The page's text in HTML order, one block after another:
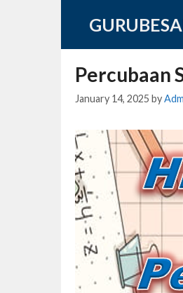
Percubaan
January 14, 2025 by